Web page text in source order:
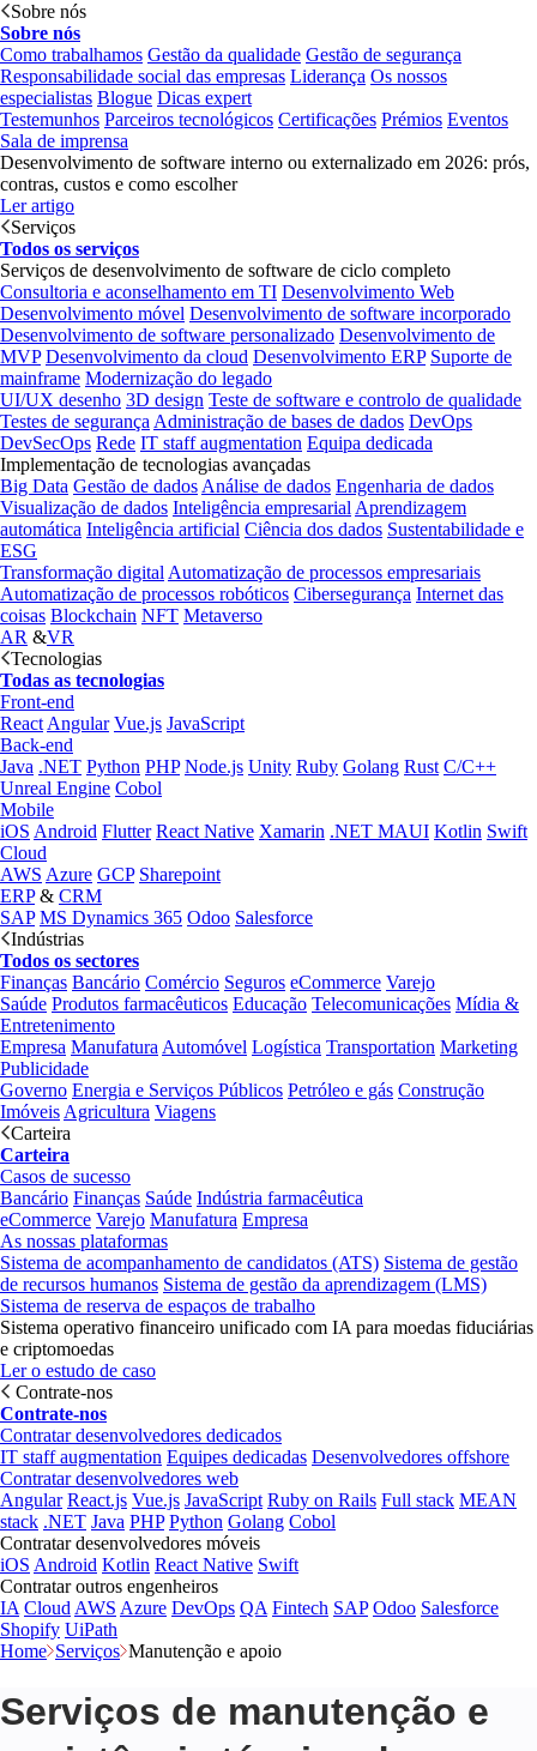
Sobre nós
Sobre nós
Como trabalhamos Gestão da qualidade Gestão de segurança
Responsabilidade social das empresas Liderança Os nossos
especialistas Blogue Dicas expert
Testemunhos Parceiros tecnológicos Certificações Prémios Eventos
Sala de imprensa
Desenvolvimento de software interno ou externalizado em 2026: prós,
contras, custos e como escolher
Ler artigo
Serviços
Todos os serviços
Serviços de desenvolvimento de software de ciclo completo
Consultoria e aconselhamento em TI Desenvolvimento Web
Desenvolvimento móvel Desenvolvimento de software incorporado
Desenvolvimento de software personalizado Desenvolvimento de
MVP Desenvolvimento da cloud Desenvolvimento ERP Suporte de
mainframe Modernização do legado
UI/UX desenho 3D design Teste de software e controlo de qualidade
Testes de segurança Administração de bases de dados DevOps
DevSecOps Rede IT staff augmentation Equipa dedicada
Implementação de tecnologias avançadas
Big Data Gestão de dados Análise de dados Engenharia de dados
Visualização de dados Inteligência empresarial Aprendizagem
automática Inteligência artificial Ciência dos dados Sustentabilidade e
ESG
Transformação digital Automatização de processos empresariais
Automatização de processos robóticos Cibersegurança Internet das
coisas Blockchain NFT Metaverso
AR &VR
Tecnologias
Todas as tecnologias
Front-end
React Angular Vue.js JavaScript
Back-end
Java .NET Python PHP Node.js Unity Ruby Golang Rust C/C++
Unreal Engine Cobol
Mobile
iOS Android Flutter React Native Xamarin .NET MAUI Kotlin Swift
Cloud
AWS Azure GCP Sharepoint
ERP& CRM
SAP MS Dynamics 365 Odoo Salesforce
Indústrias
Todos os sectores
Finanças Bancário Comércio Seguros eCommerce Varejo
Saúde Produtos farmacêuticos Educação Telecomunicações Mídia &
Entretenimento
Empresa Manufatura Automóvel Logística Transportation Marketing
Publicidade
Governo Energia e Serviços Públicos Petróleo e gás Construção
Imóveis Agricultura Viagens
Carteira
Carteira
Casos de sucesso
Bancário Finanças Saúde Indústria farmacêutica
eCommerce Varejo Manufatura Empresa
As nossas plataformas
Sistema de acompanhamento de candidatos (ATS) Sistema de gestão
de recursos humanos Sistema de gestão da aprendizagem (LMS)
Sistema de reserva de espaços de trabalho
Sistema operativo financeiro unificado com IA para moedas fiduciárias
e criptomoedas
Ler o estudo de caso
Contrate-nos
Contrate-nos
Contratar desenvolvedores dedicados
IT staff augmentation Equipes dedicadas Desenvolvedores offshore
Contratar desenvolvedores web
Angular React.js Vue.js JavaScript Ruby on Rails Full stack MEAN
stack .NET Java PHP Python Golang Cobol
Contratar desenvolvedores móveis
iOS Android Kotlin React Native Swift
Contratar outros engenheiros
IA Cloud AWS Azure DevOps QA Fintech SAP Odoo Salesforce
Shopify UiPath
Home Serviços Manutenção e apoio
Serviços de manutenção e